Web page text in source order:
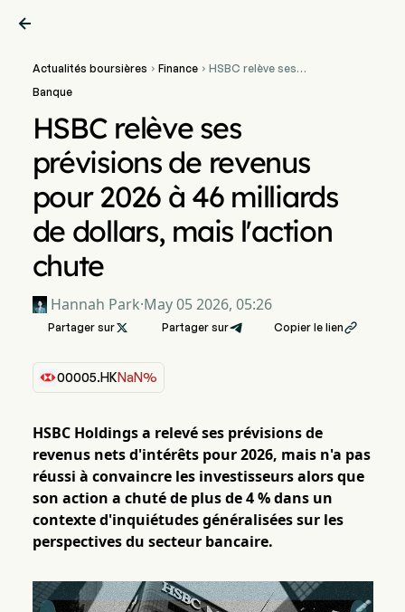

Actualités boursières  Finance HSBC relève ses
Banque
HSBC relève ses
prévisions de revenus
pour 2026 à 46 milliards
de dollars, mais l'action
chute
Hannah Park·May 05 2026, 05:26
Partager sur Partager sur Copier le lien
00005.HKNaN%
HSBC Holdings a relevé ses prévisions de
revenus nets d'intérêts pour 2026, mais n'a pas
réussi à convaincre les investisseurs alors que
son action a chuté de plus de 4 % dans un
contexte d'inquiétudes généralisées sur les
perspectives du secteur bancaire.